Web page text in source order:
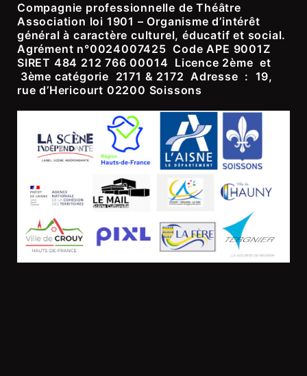
Compagnie professionnelle de Théâtre
Association loi 1901 – Organisme d’intérêt
général à caractère culturel, éducatif et social.
Agrément n°0024007425 Code APE 9001Z
SIRET 484 212 766 00014 Licence 2ème et
3ème catégorie 2171 & 2172 Adresse : 19,
rue d’Hericourt 02200 Soissons